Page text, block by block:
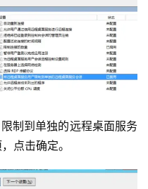
制到单独的远程桌面服务
点击确定。